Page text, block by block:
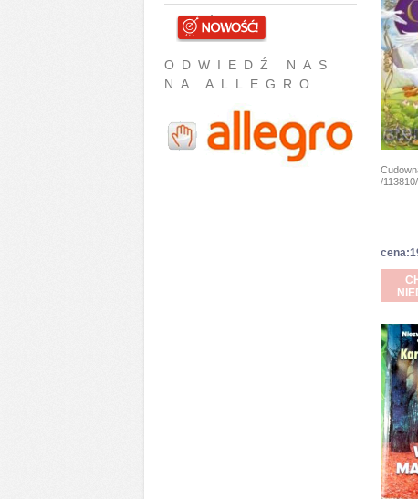
NOWOŚCI
ODWIEDŹ NAS
NA ALLEGRO
/113810/